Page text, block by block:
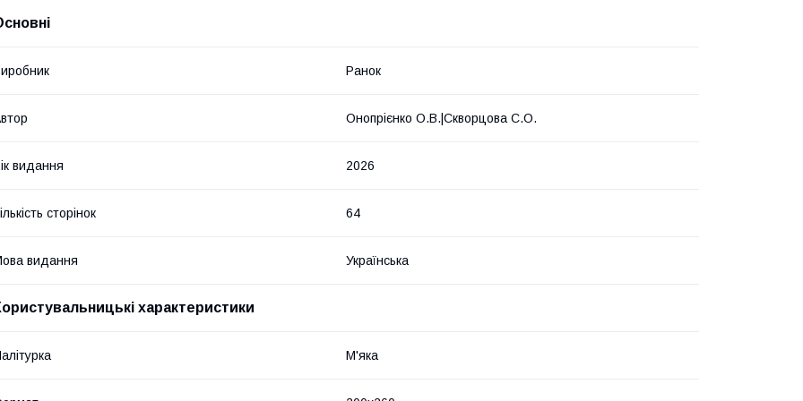
Ранок
Онопрієнко О.В.|Скворцова С.О.
видання 2026
сторінок 64
видання Українська
характеристики
М'яка